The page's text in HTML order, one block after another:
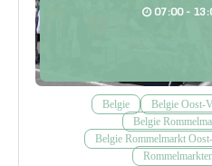
07:00 -
Belgie
Belgie Oost-
Belgie
Belgie Rommelmarkt
Rommelmarkten